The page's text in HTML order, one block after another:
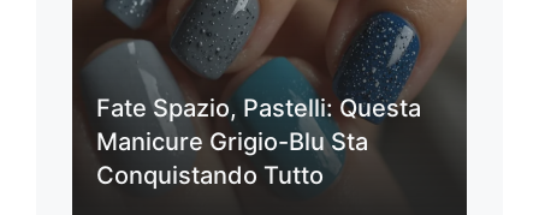
Fate Spazio, Pastelli: Questa
Manicure Grigio-Blu Sta
Conquistando Tutto